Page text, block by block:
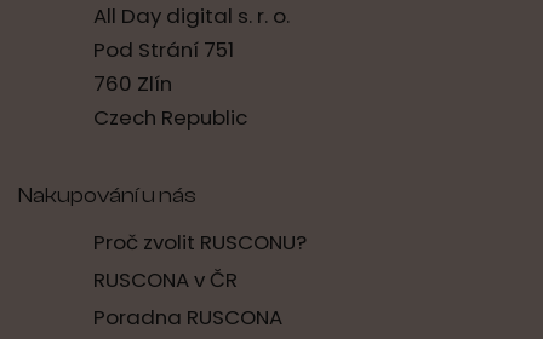
All Day digital s. r. o.
Pod Strání 751
760 Zlín
Czech Republic
Nakupování u nás
Proč zvolit RUSCONU?
RUSCONA v ČR
Poradna RUSCONA